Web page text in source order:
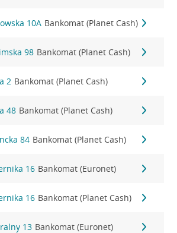
10A Bankomat (Planet Cash)
98 Bankomat (Planet Cash)
2 Bankomat (Planet Cash)
48 Bankomat (Planet Cash)
84 Bankomat (Planet Cash)
16 Bankomat (Euronet)
16 Bankomat (Planet Cash)
13 Bankomat (Euronet)